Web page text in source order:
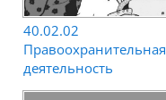
40.02.02
Правоохранительная
деятельность